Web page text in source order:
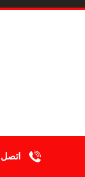
اتصل